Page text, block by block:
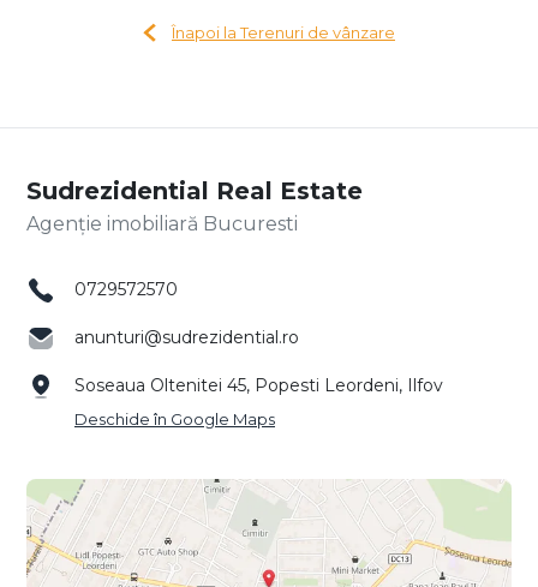
Înapoi la Terenuri de vânzare
Sudrezidential Real Estate
Agenție imobiliară Bucuresti
0729572570
anunturi@sudrezidential.ro
Soseaua Oltenitei 45, Popesti Leordeni, Ilfov
Deschide în Google Maps